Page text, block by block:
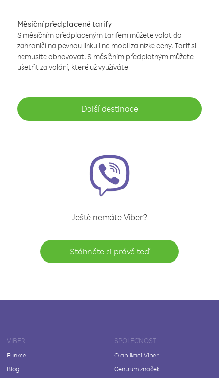
Měsíční předplacené tarify
S měsíčním předplaceným tarifem můžete volat do
zahraničí na pevnou linku i na mobil za nízké ceny. Tarif si
nemusíte obnovovat. S měsíčním předplatným můžete
ušetřit za volání, které už využíváte
Další destinace
Ještě nemáte Viber?
Stáhněte si právě teď
VIBER
Funkce
Blog
SPOLEČNOST
O aplikaci Viber
Centrum značek